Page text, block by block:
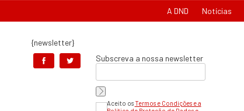
A DND Notícias
{newsletter}
Subscreva a nossa newsletter
Aceito osTermos e Condições e a